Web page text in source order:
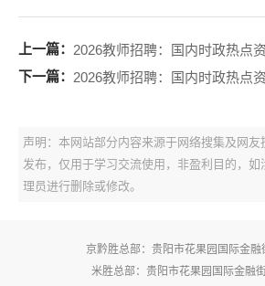
上一篇： 2026教师招聘：国内时政热点
下一篇： 2026教师招聘：国内时政热点
声明：本网站部分内容来源于网络搜集及网友
发布，仅用于学习交流使用，非盈利目的，如
理员进行删除或修改。
京黔胜总部：贵阳市花果园国际金融
米胜总部：贵阳市花果园国际金融